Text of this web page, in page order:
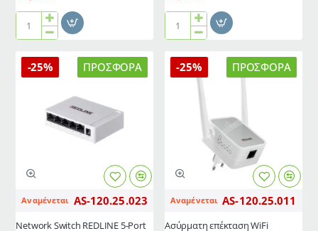
LNB
Monoblock
για
σήματος
Ασύρματο
ποντίκι
και
τηλεχειριστήριo
συμβατό
ΠΡΟΣΦΟΡΆ
-25%
Αναμένεται AS-120.25.023
Network Switch REDLINE 5-Port
ΠΡΟΣΦΟΡΆ
-25%
Αναμένεται AS-120.25.011
Ασύρματη επέκταση WiFi